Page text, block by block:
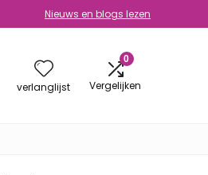
Nieuws en blogs lezen
verlanglijst
0
Vergelijken